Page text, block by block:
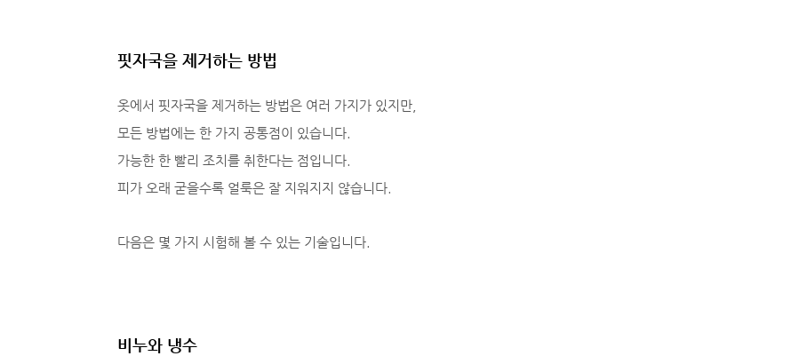
핏자국을 제거하는 방법
옷에서 핏자국을 제거하는 방법은 여러 가지가 있지만,
모든 방법에는 한 가지 공통점이 있습니다.
가능한 한 빨리 조치를 취한다는 점입니다.
피가 오래 굳을수록 얼룩은 잘 지워지지 않습니다.
다음은 몇 가지 시험해 볼 수 있는 기술입니다.
비누와 냉수